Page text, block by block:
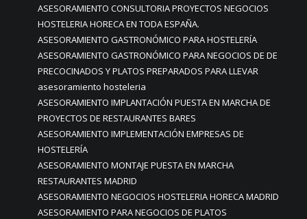
ASESORAMIENTO CONSULTORIA PROYECTOS NEGOCIOS
HOSTELERIA HORECA EN TODA ESPAÑA.
ASESORAMIENTO GASTRONÓMICO PARA HOSTELERÍA
ASESORAMIENTO GASTRONÓMICO PARA NEGOCIOS DE DE
PRECOCINADOS Y PLATOS PREPARADOS PARA LLEVAR
asesoramiento hosteleria
ASESORAMIENTO IMPLANTACIÓN PUESTA EN MARCHA DE
PROYECTOS DE RESTAURANTES BARES
ASESORAMIENTO IMPLEMENTACIÓN EMPRESAS DE
HOSTELERÍA
ASESORAMIENTO MONTAJE PUESTA EN MARCHA
RESTAURANTES MADRID
ASESORAMIENTO NEGOCIOS HOSTELERIA HORECA MADRID
ASESORAMIENTO PARA NEGOCIOS DE PLATOS